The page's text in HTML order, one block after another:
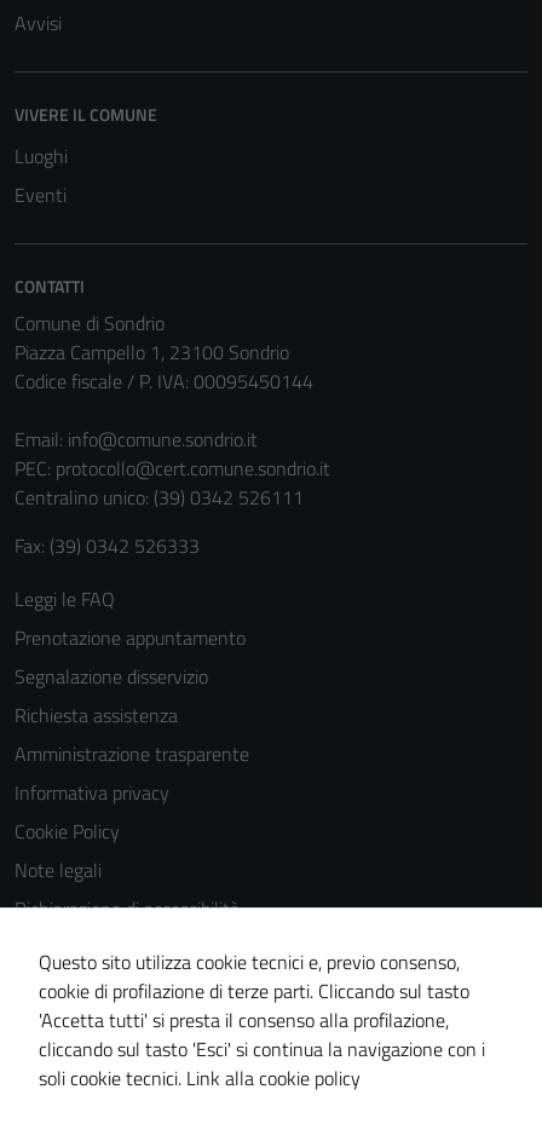
Avvisi
VIVERE IL COMUNE
Luoghi
Eventi
CONTATTI
Comune di Sondrio
Piazza Campello 1, 23100 Sondrio
Codice fiscale / P. IVA: 00095450144
Email: info@comune.sondrio.it
PEC: protocollo@cert.comune.sondrio.it
Centralino unico: (39) 0342 526111
Fax: (39) 0342 526333
Leggi le FAQ
Prenotazione appuntamento
Segnalazione disservizio
Richiesta assistenza
Amministrazione trasparente
Informativa privacy
Cookie Policy
Note legali
Dichiarazione di accessibilità
Dichiarazione di accessibilità Servizi
Whistleblowing
Piano di miglioramento del sito
Area riservata
Questo sito utilizza cookie tecnici e, previo consenso,
cookie di profilazione di terze parti. Cliccando sul tasto
'Accetta tutti' si presta il consenso alla profilazione,
cliccando sul tasto 'Esci' si continua la navigazione con i
soli cookie tecnici. Link alla cookie policy
essere
non raccolgono